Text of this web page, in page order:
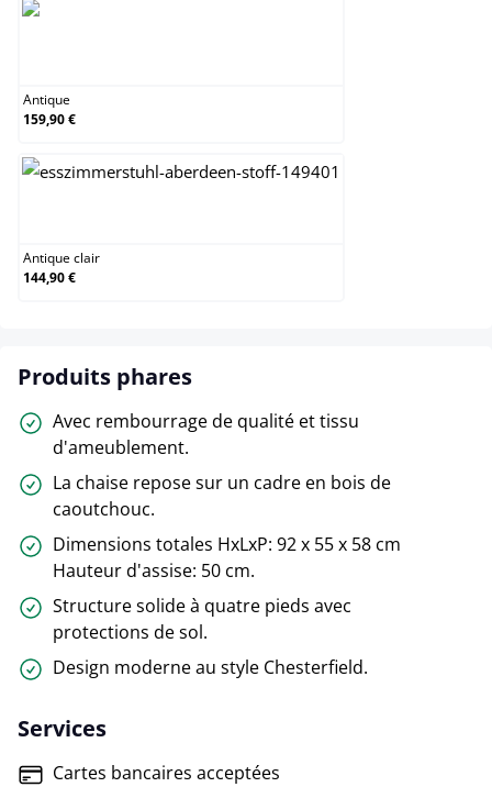
Antique
159,90 €
Antique clair
144,90 €
Produits phares
Avec rembourrage de qualité et tissu
d'ameublement.
La chaise repose sur un cadre en bois de
caoutchouc.
Dimensions totales HxLxP: 92 x 55 x 58 cm
Hauteur d'assise: 50 cm.
Structure solide à quatre pieds avec
protections de sol.
Design moderne au style Chesterfield.
Services
Cartes bancaires acceptées